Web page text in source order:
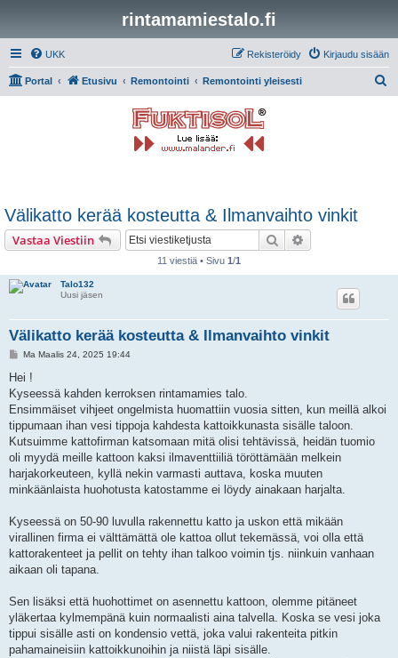
rintamamiestalo.fi
UKK Kirjaudu sisään
Rekisteröidy
Portal Etusivu Remontointi Remontointi yleisesti
Välikatto kerää kosteutta & Ilmanvaihto vinkit
Vastaa Viestiin Etsi
11 viestiä • Sivu 1/1
Talo132
Uusi jäsen
Välikatto kerää kosteutta & Ilmanvaihto vinkit
V
e
t
i
Ma Maalis 24, 2025 19:44
Hei !
Kyseessä kahden kerroksen rintamamies talo.
Ensimmäiset vihjeet ongelmista huomattiin vuosia sitten, kun meillä alkoi
tippumaan ihan vesi tippoja kahdesta kattoikkunasta sisälle taloon.
Kutsuimme kattofirman katsomaan mitä olisi tehtävissä, heidän tuomio
oli myydä meille kattoon kaksi ilmaventtiiliä töröttämään melkein
harjakorkeuteen, kyllä nekin varmasti auttava, koska muuten
minkäänlaista huohotusta katostamme ei löydy ainakaan harjalta.
Kyseessä on 50-90 luvulla rakennettu katto ja uskon että mikään
virallinen firma ei välttämättä ole kattoa ollut tekemässä, voi olla että
kattorakenteet ja pellit on tehty ihan talkoo voimin tjs. niinkuin vanhaan
aikaan oli tapana.
Sen lisäksi että huohottimet on asennettu kattoon, olemme pitäneet
yläkertaa kylmempänä kuin normaalisti aina talvella. Koska se vesi joka
tippui sisälle asti on kondensio vettä, joka valui rakenteita pitkin
pahamaineisiin kattoikkunoihin ja niistä läpi sisälle.